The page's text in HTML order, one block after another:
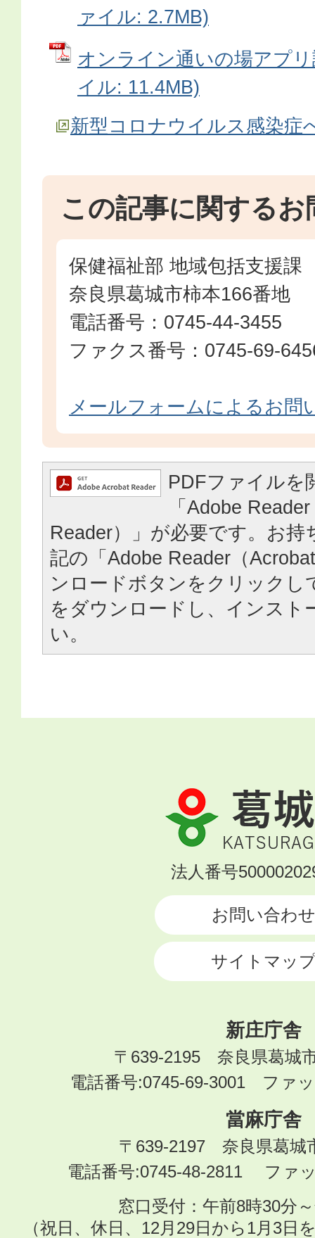
ァイル: 2.7MB)
オンライン通いの場アプ
イル: 11.4MB)
新型コロナウイルス感染症
この記事に関するお
保健福祉部 地域包括支援課
奈良県葛城市柿本166番地
電話番号：0745-44-3455
ファクス番号：0745-69-
メールフォームによるお問
PDFファイルを
「Adobe
Reader）」が必要です。お持
記の「Adobe Reader（
ンロードボタンをクリックし
をダウンロードし、インスト
い。
葛
城
市
KATSURAGI
法人番号
お問い合わせ
サイトマッ
新庄庁舎
〒639-2195 奈良県葛城
電話番号:0745-69-3001 ファ
當麻庁舎
〒639-2197 奈良県葛城
電話番号:0745-48-2811 ファ
窓口受付：午前8時30分
（祝日、休日、12月29日から1月3日